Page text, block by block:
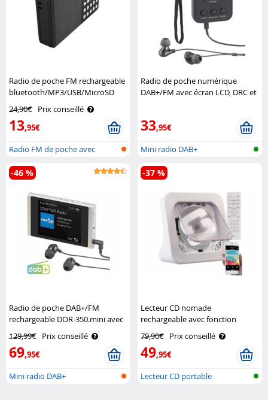
Radio de poche FM rechargeable
bluetooth/MP3/USB/MicroSD
24,90€ Prix conseillé
13,95€
Radio FM de poche avec
lecteur MP3
Radio de poche numérique
DAB+/FM avec écran LCD, DRC et
33,95€
Mini radio DAB+
Radio de poche DAB+/FM
rechargeable DOR-350.mini avec
129,99€ Prix conseillé
69,95€
-46 %
Mini radio DAB+
Lecteur CD nomade
rechargeable avec fonction
bluetooth et haut-parleurs
Auvisio
79,90€ Prix conseillé
49,95€
-37 %
Lecteur CD portable